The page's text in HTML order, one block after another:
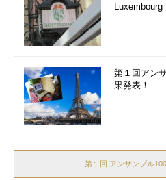
Luxembourg
第１回アン
果発表！
第１回 アンサンブル